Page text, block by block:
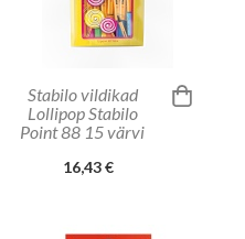
Stabilo vildikad
Lollipop Stabilo
Point 88 15 värvi
16,43 €